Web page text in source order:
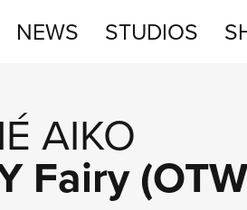
NEWS STUDIOS
AIKO
Fairy